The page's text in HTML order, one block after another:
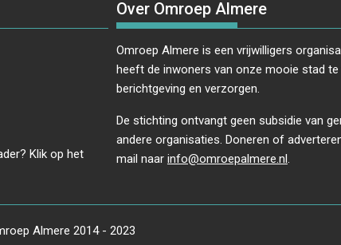
Klik op het
Over Omroep Almere
Omroep Almere is een vrijwilligers
heeft de inwoners van onze mooie stad
berichtgeving en verzorgen.
De stichting ontvangt geen subsidie van
andere organisaties. Doneren of
mail naar info@omroepalmere.nl .
Almere 2014 - 2023